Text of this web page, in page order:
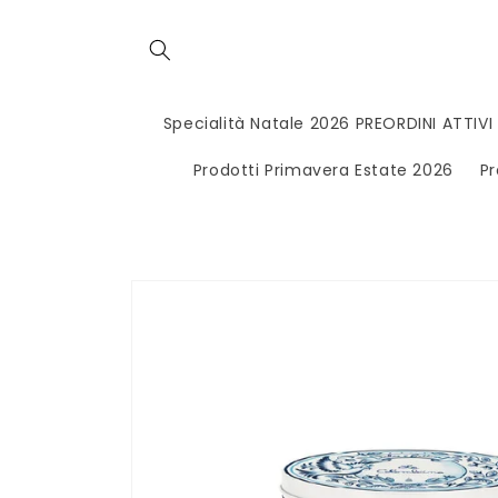
Specialità Natale 2026 PREORDINI ATTIVI
Prodotti Primavera Estate 2026